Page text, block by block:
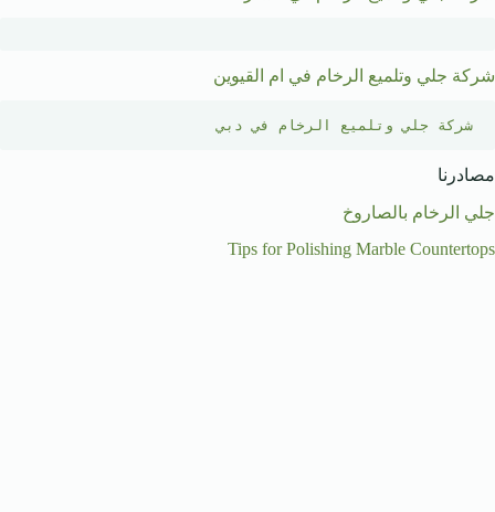
شركة جلي وتلميع الرخام في ام القيوين
شركة جلي وتلميع الرخام في دبي
مصادرنا
جلي الرخام بالصاروخ
Tips for Polishing Marble Countertops